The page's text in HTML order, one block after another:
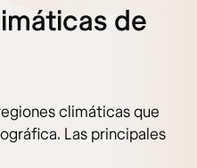
de
climáticas que
Las principales